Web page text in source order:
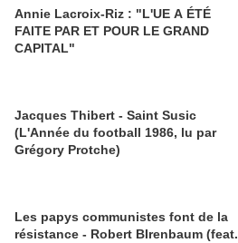
Annie Lacroix-Riz : "L'UE A ÉTÉ
FAITE PAR ET POUR LE GRAND
CAPITAL"
Jacques Thibert - Saint Susic
(L'Année du football 1986, lu par
Grégory Protche)
Les papys communistes font de la
résistance - Robert BIrenbaum (feat.